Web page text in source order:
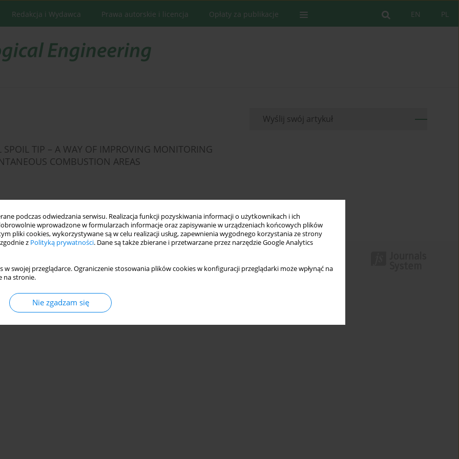
podczas odwiedzania serwisu. Realizacja funkcji pozyskiwania informacji o użytkownikach i ich
wprowadzone w formularzach informacje oraz zapisywanie w urządzeniach końcowych plików
pliki cookies, wykorzystywane są w celu realizacji usług, zapewnienia wygodnego korzystania ze strony
z Polityką prywatności. Dane są także zbierane i przetwarzane przez narzędzie Google Analytics
w swojej przeglądarce. Ograniczenie stosowania plików cookies w konfiguracji przeglądarki może wpłynąć na
na stronie.
Nie zgadzam się
PL
EN
Redakcja i Wydawca Prawa autorskie i licencja Opłaty za publikacje
TIP – A WAY OF IMPROVING MONITORING
COMBUSTION AREAS
Statystyki
Wyślij swój artykuł
© 2006-2026 Journal hosting platform by